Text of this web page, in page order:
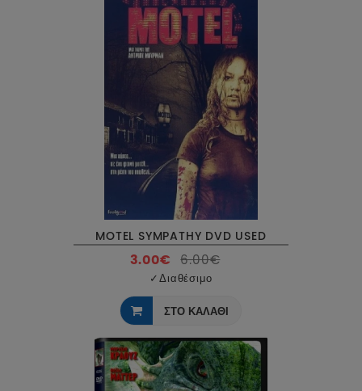
MOTEL SYMPATHY DVD USED
3.00€ 6.00€
✓Διαθέσιμο
ΣΤΟ ΚΑΛΑΘΙ